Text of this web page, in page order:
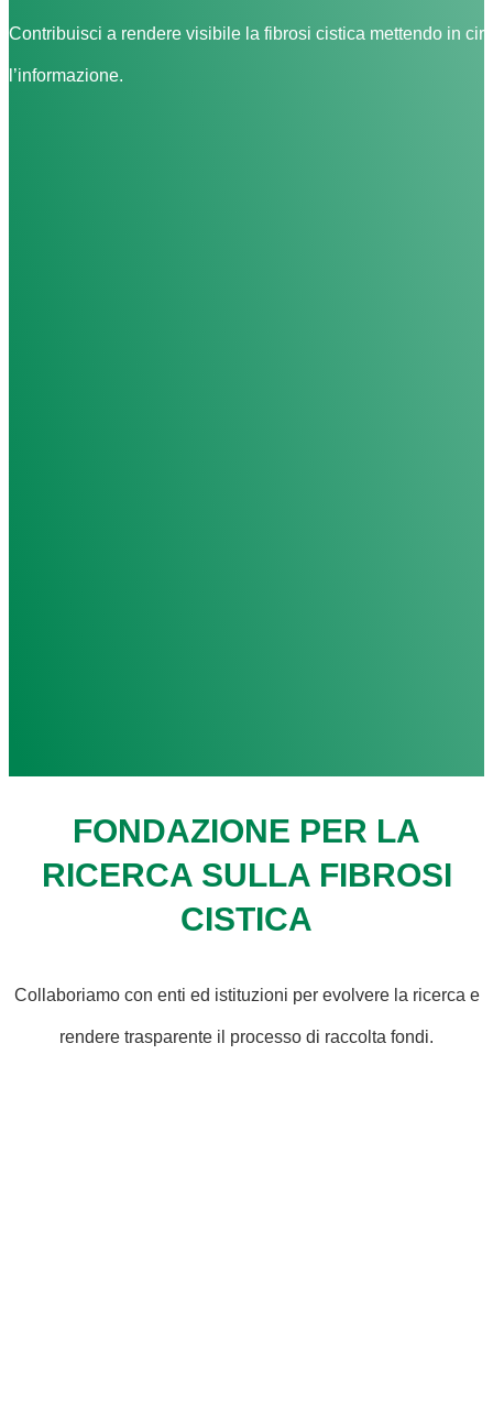
Contribuisci a rendere visibile la fibrosi cistica mettendo in
l’informazione.
FONDAZIONE PER LA
RICERCA SULLA FIBROSI
CISTICA
Collaboriamo con enti ed istituzioni per evolvere la ricerca e
rendere trasparente il processo di raccolta fondi.